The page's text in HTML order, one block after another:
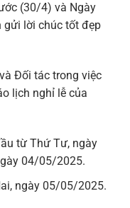
(30/4) và Ngày
gửi lời chúc tốt đẹp
Đối tác trong việc
lịch nghỉ lễ của
từ Thứ Tư, ngày
04/05/2025.
ngày 05/05/2025.